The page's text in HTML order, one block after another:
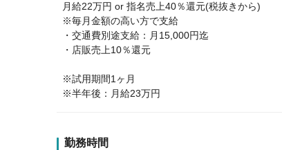
月給22万円 or 指名売上40％還元(税抜きから)
※毎月金額の高い方で支給
・交通費別途支給：月15,000円迄
・店販売上10％還元
※試用期間1ヶ月
※半年後：月給23万円
勤務時間